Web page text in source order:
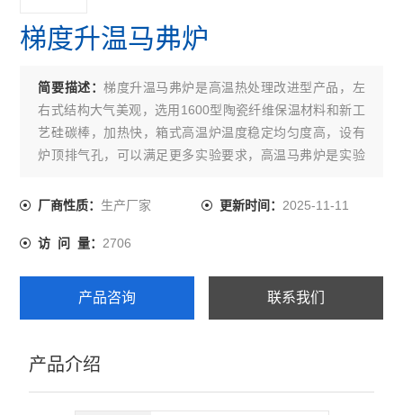
梯度升温马弗炉
简要描述：梯度升温马弗炉是高温热处理改进型产品，左
右式结构大气美观，选用1600型陶瓷纤维保温材料和新工
艺硅碳棒，加热快，箱式高温炉温度稳定均匀度高，设有
炉顶排气孔，可以满足更多实验要求，高温马弗炉是实验
厂商性质： 生产厂家 更新时间： 2025-11-11
访 问 量：2706
产品咨询 联系我们
产品介绍